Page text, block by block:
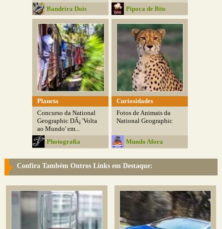
Bandeira Dois
Pipoca de Bits
Planeta
Concurso da National
Geographic DÃ¡ 'Volta
ao Mundo' em...
Photografia
Curiosidades
Fotos de Animais da
National Geographic
Mundo Afora
Confira Também Outros Links em Destaque: